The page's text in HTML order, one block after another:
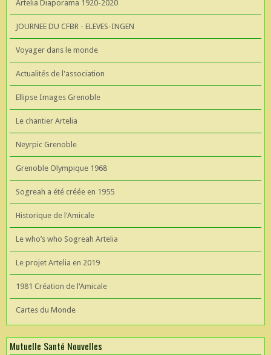
Artelia Diaporama 1920-2020
JOURNEE DU CFBR - ELEVES-INGEN
Voyager dans le monde
Actualités de l'association
Ellipse Images Grenoble
Le chantier Artelia
Neyrpic Grenoble
Grenoble Olympique 1968
Sogreah a été créée en 1955
Historique de l'Amicale
Le who’s who Sogreah Artelia
Le projet Artelia en 2019
1981 Création de l'Amicale
Cartes du Monde
Mutuelle Santé Nouvelles